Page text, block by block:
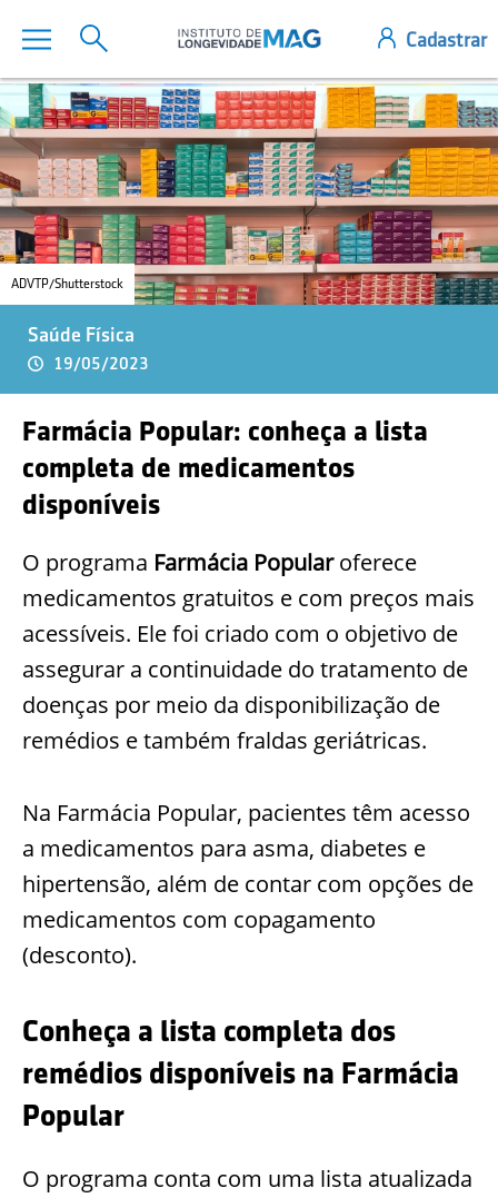
ADVTP/Shutterstock
Saúde Física
19/05/2023
Farmácia Popular: conheça a lista
completa de medicamentos
disponíveis
O programa Farmácia Popularoferece
medicamentos gratuitos e com preços mais
acessíveis. Ele foi criado com o objetivo de
assegurar a continuidade do tratamento de
doenças por meio da disponibilização de
remédios e também fraldas geriátricas.
Na Farmácia Popular, pacientes têm acesso
a medicamentos para asma, diabetes e
hipertensão, além de contar com opções de
medicamentos com copagamento
(desconto).
Conheça a lista completa dos
remédios disponíveis na Farmácia
Popular
O programa conta com uma lista atualizada